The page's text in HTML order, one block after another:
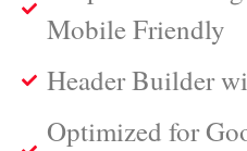
Mobile Friendly
Header Builder
Optimized for